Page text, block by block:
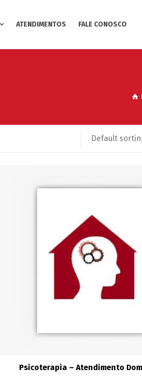
ATENDIMENTOS FALE CONOSCO
Default
Psicoterapia – Atendimento